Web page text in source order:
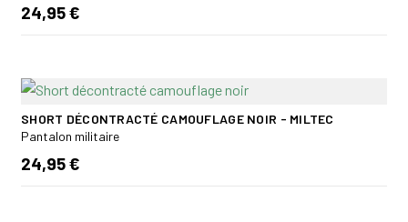
24,95 €
SHORT DÉCONTRACTÉ CAMOUFLAGE NOIR - MILTEC
Pantalon militaire
24,95 €